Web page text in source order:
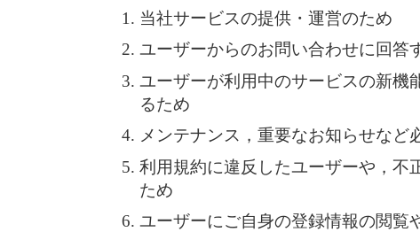
当社サービスの提供・運営のため
ユーザーからのお問い合わせに回答
ユーザーが利用中のサービスの新機
るため
メンテナンス，重要なお知らせなど
利用規約に違反したユーザーや，不
ため
ユーザーにご自身の登録情報の閲覧